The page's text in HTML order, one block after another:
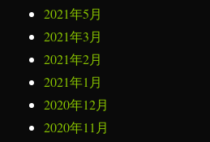
2021年5月
2021年3月
2021年2月
2021年1月
2020年12月
2020年11月